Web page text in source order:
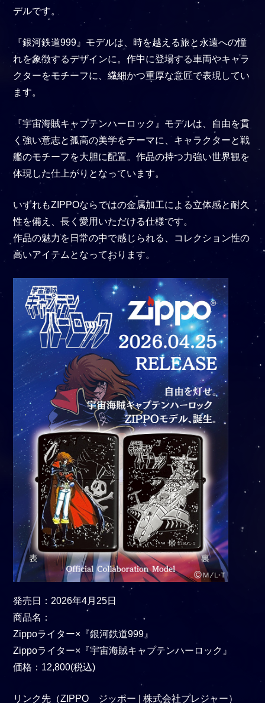
デルです。
『銀河鉄道999』モデルは、時を越える旅と永遠への憧
れを象徴するデザインに。作中に登場する車両やキャラ
クターをモチーフに、繊細かつ重厚な意匠で表現してい
ます。
『宇宙海賊キャプテンハーロック』モデルは、自由を貫
く強い意志と孤高の美学をテーマに、キャラクターと戦
艦のモチーフを大胆に配置。作品の持つ力強い世界観を
体現した仕上がりとなっています。
いずれもZIPPOならではの金属加工による立体感と耐久
性を備え、長く愛用いただける仕様です。
作品の魅力を日常の中で感じられる、コレクション性の
高いアイテムとなっております。
発売日：2026年4月25日
商品名：
Zippoライター×『銀河鉄道999』
Zippoライター×『宇宙海賊キャプテンハーロック』
価格：12,800(税込)
リンク先（ZIPPO ジッポー | 株式会社プレジャー）